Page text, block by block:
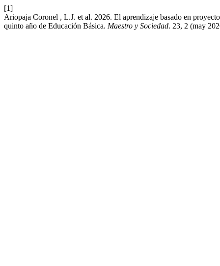
[1]
Ariopaja Coronel , L.J. et al. 2026. El aprendizaje basado en
quinto año de Educación Básica. Maestro y Sociedad. 23, 2 (may